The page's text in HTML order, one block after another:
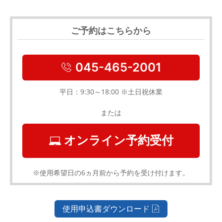
ご予約はこちらから
045-465-2001
平日：9:30～18:00 ※土日祝休業
または
オンライン予約受付
※使用希望日の6ヵ月前から予約を受け付けます。
使用申込書ダウンロード